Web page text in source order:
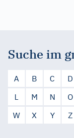
Suche im
A B C D
L
M N O
W
X Y Z